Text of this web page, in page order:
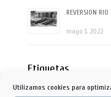
Utilizamos cookies para
REVERSION RIO
mayo 3, 2022
Etiquetas